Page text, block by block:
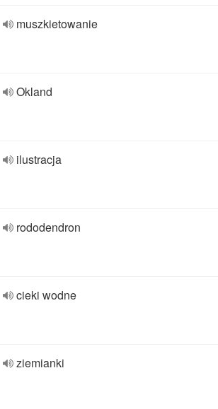
muszkietowanie
Okland
ilustracja
rododendron
cieki wodne
ziemianki